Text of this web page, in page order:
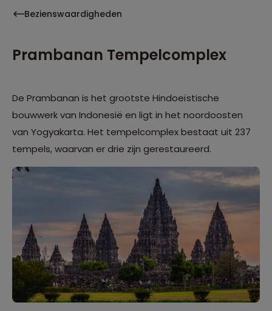
Bezienswaardigheden
Prambanan Tempelcomplex
De Prambanan is het grootste Hindoeïstische
bouwwerk van Indonesië en ligt in het noordoosten
van Yogyakarta. Het tempelcomplex bestaat uit 237
tempels, waarvan er drie zijn gerestaureerd.